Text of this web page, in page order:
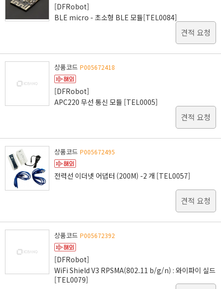
[DFRobot]
BLE micro - 초소형 BLE 모듈[TEL0084]
견적 요청
상품코드 P005672418
[DFRobot]
APC220 무선 통신 모듈 [TEL0005]
견적 요청
상품코드 P005672495
전력선 이더넷 어댑터 (200M) -2 개 [TEL0057]
견적 요청
상품코드 P005672392
[DFRobot]
WiFi Shield V3 RPSMA(802.11 b/g/n) : 와이파이 실드
[TEL0079]